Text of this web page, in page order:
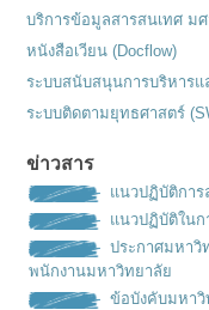
บริการข้อมูลสารสนเทศ มศ
หนังสือเวียน (Docflow)
ระบบสนับสนุนการบริหารแ
ระบบติดตามยุทธศาสตร์
ข่าวสาร
แนวปฏิบัติการ
แนวปฏิบัติในก
ประกาศมหาวิ
พนักงานมหาวิทยาลัย
ข้อบังคับมหา